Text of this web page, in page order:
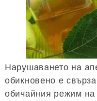
Нарушаването на
обикновено е
обичайния режим